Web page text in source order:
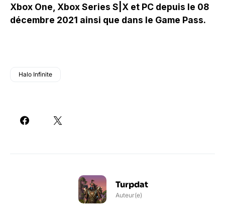
Xbox One, Xbox Series S|X et PC depuis le 08
décembre 2021 ainsi que dans le Game Pass.
Halo Infinite
Turpdat
Auteur(e)